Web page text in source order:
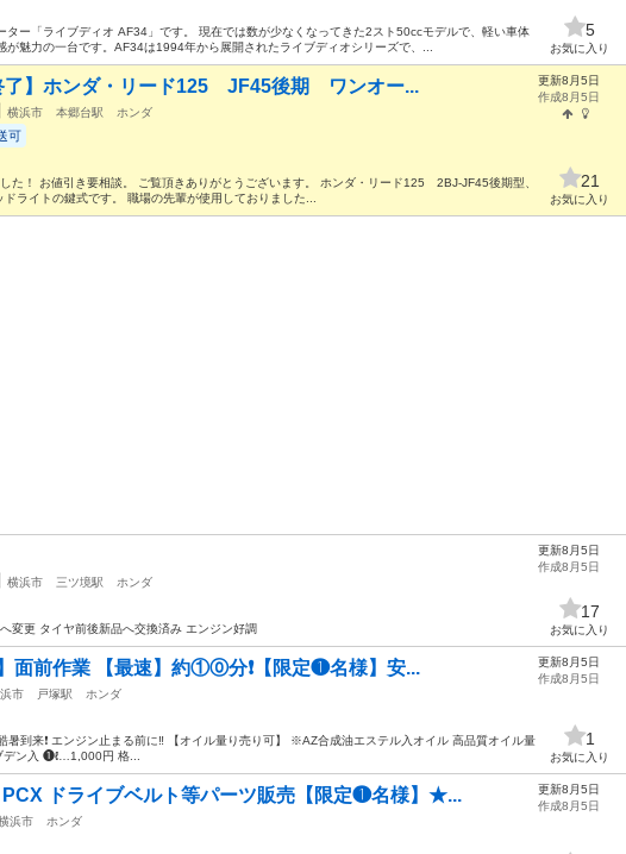
ター「ライブディオ AF34」です。 現在では数が少なくなってきた2スト50ccモデルで、軽い車体
が魅力の一台です。AF34は1994年から展開されたライブディオシリーズで、...
5
お気に入り
了】ホンダ・リード125 JF45後期 ワンオー...
横浜市 本郷台駅 ホンダ
可
た！ お値引き要相談。 ご覧頂きありがとうございます。 ホンダ・リード125 2BJ-JF45後期型、
ライトの鍵式です。 職場の先輩が使用しておりました...
更新8月5日
作成8月5日
21
お気に入り
横浜市 三ツ境駅 ホンダ
変更 タイヤ前後新品へ交換済み エンジン好調
更新8月5日
作成8月5日
17
お気に入り
面前作業 【最速】約①⓪分❗️【限定❶名様】安...
市 戸塚駅
ホンダ
到来❗️ エンジン止まる前に‼️ 【オイル量り売り可】 ※AZ合成油エステル入オイル 高品質オイル量
デン入 ❶ℓ…1,000円 格...
更新8月5日
作成8月5日
1
お気に入り
ドライブベルト等パーツ販売【限定❶名様】★...
浜市
ホンダ
更新8月5日
作成8月5日